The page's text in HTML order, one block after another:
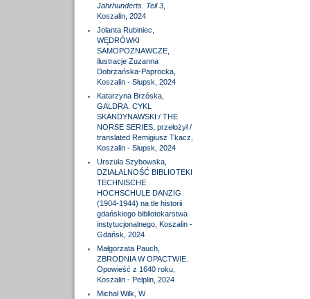
Jahrhunderts. Teil 3,
Koszalin, 2024
Jolanta Rubiniec,
WĘDRÓWKI
SAMOPOZNAWCZE,
ilustracje Zuzanna
Dobrzańska-Paprocka,
Koszalin - Słupsk, 2024
Katarzyna Brzóska,
GALDRA. CYKL
SKANDYNAWSKI / THE
NORSE SERIES, przełożył /
translated Remigiusz Tkacz,
Koszalin - Słupsk, 2024
Urszula Szybowska,
DZIAŁALNOŚĆ BIBLIOTEKI
TECHNISCHE
HOCHSCHULE DANZIG
(1904-1944) na tle historii
gdańskiego bibliotekarstwa
instytucjonalnego, Koszalin -
Gdańsk, 2024
Małgorzata Pauch,
ZBRODNIA W OPACTWIE.
Opowieść z 1640 roku,
Koszalin - Pelplin, 2024
Michał Wilk, W